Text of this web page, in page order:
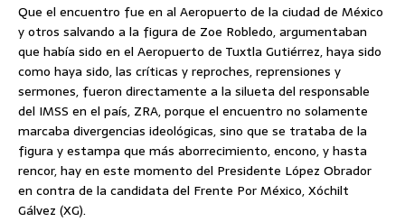
Que el encuentro fue en al Aeropuerto de la ciudad de México
y otros salvando a la figura de Zoe Robledo, argumentaban
que había sido en el Aeropuerto de Tuxtla Gutiérrez, haya sido
como haya sido, las críticas y reproches, reprensiones y
sermones, fueron directamente a la silueta del responsable
del IMSS en el país, ZRA, porque el encuentro no solamente
marcaba divergencias ideológicas, sino que se trataba de la
figura y estampa que más aborrecimiento, encono, y hasta
rencor, hay en este momento del Presidente López Obrador
en contra de la candidata del Frente Por México, Xóchilt
Gálvez (XG).